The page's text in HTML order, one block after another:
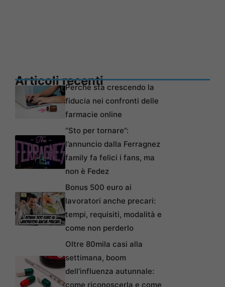
Articoli recentiPerché sta crescendo la
fiducia nei confronti delle
farmacie online
“Sto per tornare”:
l’annuncio dalla Ferragnez
family fa felici i fans, ma
non è Fedez
Bonus 500 euro ai
lavoratori anche precari:
tempi, requisiti, modalità e
come non perderlo
Oltre 80mila casi alla
settimana, boom
dell’influenza autunnale:
come riconoscerla e come